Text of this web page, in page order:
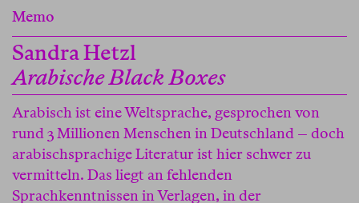
Memo
Sandra Hetzl
Arabische Black Boxes
Arabisch ist eine Weltsprache, gesprochen von
rund 3 Millionen Menschen in Deutschland – doch
arabischsprachige Literatur ist hier schwer zu
vermitteln. Das liegt an fehlenden
Sprachkenntnissen in Verlagen, in der